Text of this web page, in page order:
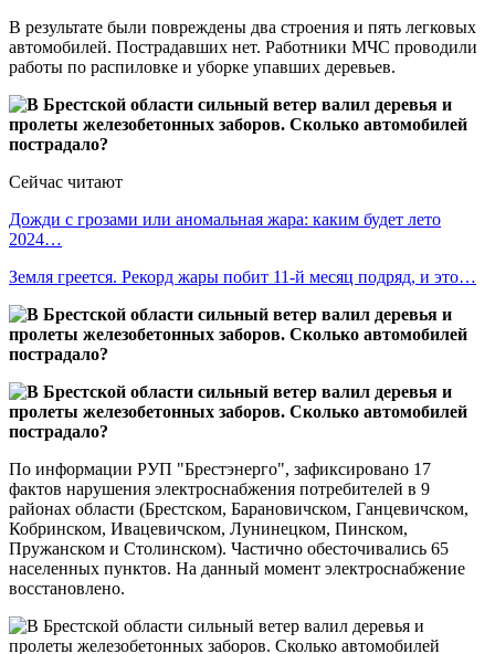
В результате были повреждены два строения и пять легковых
автомобилей. Пострадавших нет. Работники МЧС проводили
работы по распиловке и уборке упавших деревьев.
Сейчас читают
Дожди с грозами или аномальная жара: каким будет лето
2024…
Земля греется. Рекорд жары побит 11-й месяц подряд, и это…
По информации РУП "Брестэнерго", зафиксировано 17
фактов нарушения электроснабжения потребителей в 9
районах области (Брестском, Барановичском, Ганцевичском,
Кобринском, Ивацевичском, Лунинецком, Пинском,
Пружанском и Столинском). Частично обесточивались 65
населенных пунктов. На данный момент электроснабжение
восстановлено.